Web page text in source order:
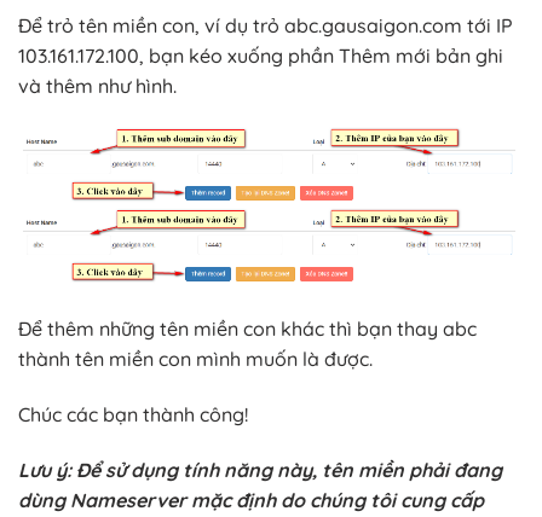
Để trỏ tên miền con, ví dụ trỏ abc.gausaigon.com tới IP
103.161.172.100, bạn kéo xuống phần Thêm mới bản ghi
và thêm như hình.
Để thêm những tên miền con khác thì bạn thay abc
thành tên miền con mình muốn là được.
Chúc các bạn thành công!
Lưu ý: Để sử dụng tính năng này, tên miền phải đang
dùng Nameserver mặc định do chúng tôi cung cấp